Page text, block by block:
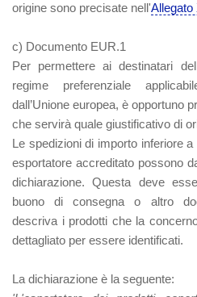
origine sono precisate nell'Allegato
c) Documento EUR.1
Per permettere ai destinatari
regime preferenziale
dall’Unione europea, è opportuno
che servirà quale giustificativo di
Le spedizioni di importo inferiore
esportatore accreditato possono
dichiarazione. Questa deve
buono di consegna o altro
descriva i prodotti che la
dettagliato per essere identificati.
La dichiarazione è la seguente: